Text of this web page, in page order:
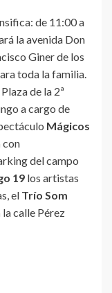
de 11:00 a
la avenida Don
Giner de los
toda la familia.
de la 2ª
a cargo de
Mágicos
con
del campo
19 los artistas
el Trío Som
calle Pérez